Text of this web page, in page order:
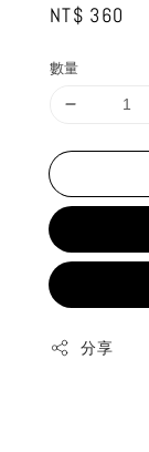
Regular
NT$ 360
數量
分享